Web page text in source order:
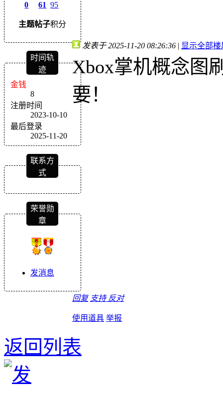
0
主题
61
帖子
95
积分
时间轨
迹
金钱
8
注册时间
2023-10-10
最后登录
2025-11-20
联系方
式
荣誉勋
章
发消息
发表于 2025-11-20 08:26:36 | 显示全部楼
Xbox掌机概念图
要！
回复 支持 反对
使用道具 举报
返回列表